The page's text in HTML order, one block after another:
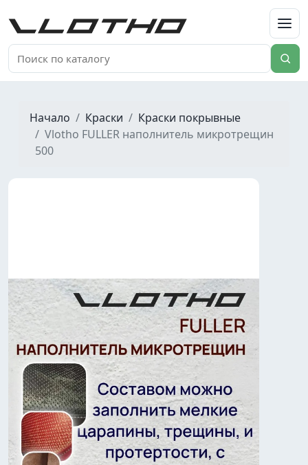
VLOTHO
Начало Краски
Краски покрывные
Vlotho FULLER наполнитель микротрещин
500